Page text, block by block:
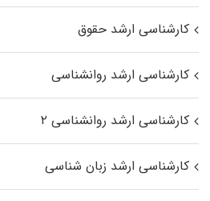
کارشناسی ارشد حقوق
کارشناسی ارشد روانشناسی
کارشناسی ارشد روانشناسی ۲
کارشناسی ارشد زبان شناسی